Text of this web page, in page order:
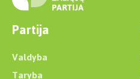
Partija
Valdyba
Taryba